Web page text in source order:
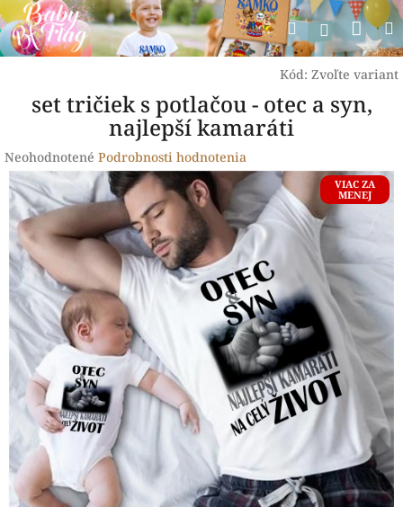
Prejsť
na
obsah
Hľadať
Kód: Zvoľte variant
set tričiek s potlačou - otec a syn,
najlepší kamaráti
Priemerné
hodnotenie
produktu
je
0,0
5
hviezdičiek.
Neohodnotené Podrobnosti hodnotenia
VIAC ZA
MENEJ